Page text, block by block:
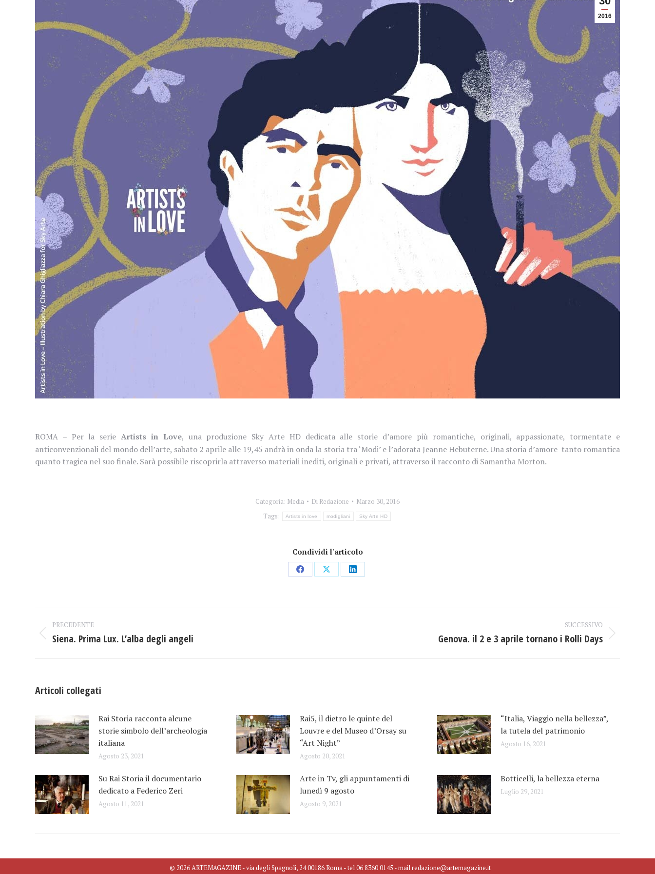
2016
ROMA – Per la serieArtists in Love, una produzione Sky Arte HD dedicata alle storie d’amore più romantiche, originali, appassionate, tormentate e
anticonvenzionali del mondo dell’arte, sabato 2 aprile alle 19,45 andrà in onda la storia tra ‘Modi’ e l’adorata Jeanne Hebuterne. Una storia d’amore tanto romantica
quanto tragica nel suo finale. Sarà possibile riscoprirla attraverso materiali inediti, originali e privati, attraverso il racconto di Samantha Morton.
Categoria: Media Di Redazione
Marzo 30, 2016
Tags:
Artists in love modigliani Sky Arte HD
Condividi l'articolo
CondividiCondividiCondividi
Naviga
tra
post
PRECEDENTE
Post
Siena. Prima Lux. L’alba degli angeli
SUCCESSIVO
Genova. il 2 e 3 aprile tornano i Rolli Days
Articoli collegati
Rai Storia racconta alcune
storie simbolo dell’archeologia
italiana
Agosto 23, 2021
Rai5, il dietro le quinte del
Louvre e del Museo d’Orsay su
“Art Night”
Agosto 20, 2021
“Italia, Viaggio nella bellezza”,
la tutela del patrimonio
Agosto 16, 2021
Su Rai Storia il documentario
dedicato a Federico Zeri
Agosto 11, 2021
Arte in Tv, gli appuntamenti di
lunedì 9 agosto
Agosto 9, 2021
Botticelli, la bellezza eterna
Luglio 29, 2021
© 2026 ARTEMAGAZINE - via degli Spagnoli, 24 00186 Roma - tel 06 8360 0145 - mail redazione@artemagazine.it